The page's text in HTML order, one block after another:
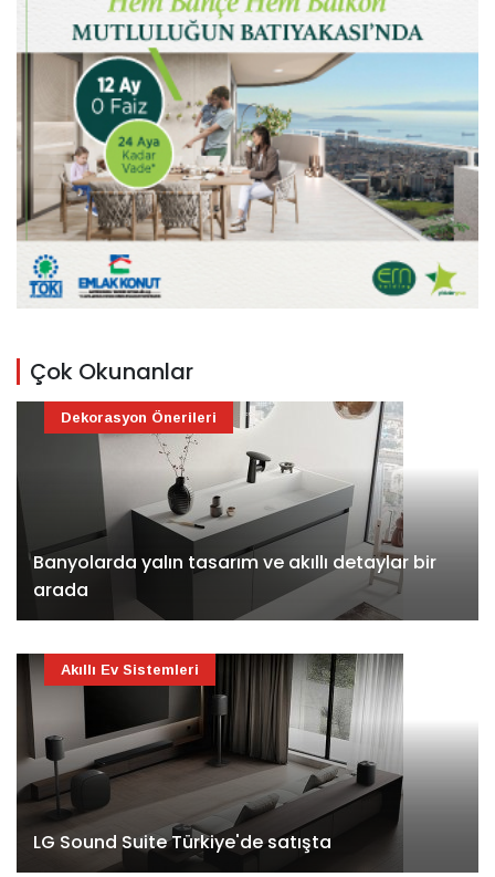
Çok Okunanlar
Banyolarda yalın tasarım ve akıllı detaylar bir
arada
Dekorasyon Önerileri
LG Sound Suite Türkiye'de satışta
Akıllı Ev Sistemleri